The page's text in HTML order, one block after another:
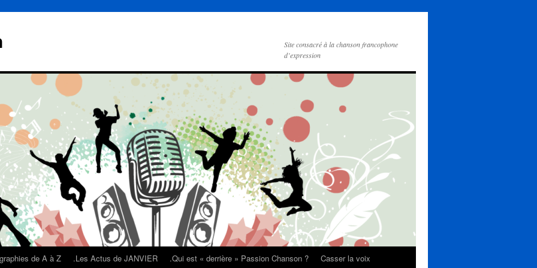
Site consacré à la chanson francophone
d’expression
de A à Z .Les Actus de JANVIER .Qui est « derrière » Passion Chanson ?
Casser la voix